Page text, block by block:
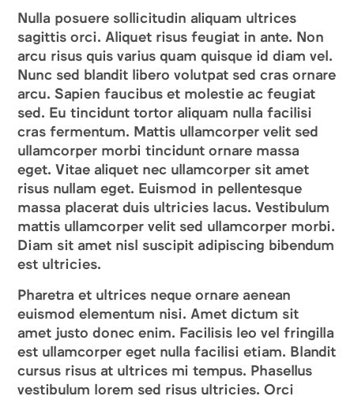
Nulla posuere sollicitudin aliquam ultrices
sagittis orci. Aliquet risus feugiat in ante. Non
arcu risus quis varius quam quisque id diam vel.
Nunc sed blandit libero volutpat sed cras ornare
arcu. Sapien faucibus et molestie ac feugiat
sed. Eu tincidunt tortor aliquam nulla facilisi
cras fermentum. Mattis ullamcorper velit sed
ullamcorper morbi tincidunt ornare massa
eget. Vitae aliquet nec ullamcorper sit amet
risus nullam eget. Euismod in pellentesque
massa placerat duis ultricies lacus. Vestibulum
mattis ullamcorper velit sed ullamcorper morbi.
Diam sit amet nisl suscipit adipiscing bibendum
est ultricies.
Pharetra et ultrices neque ornare aenean
euismod elementum nisi. Amet dictum sit
amet justo donec enim. Facilisis leo vel fringilla
est ullamcorper eget nulla facilisi etiam. Blandit
cursus risus at ultrices mi tempus. Phasellus
vestibulum lorem sed risus ultricies. Orci